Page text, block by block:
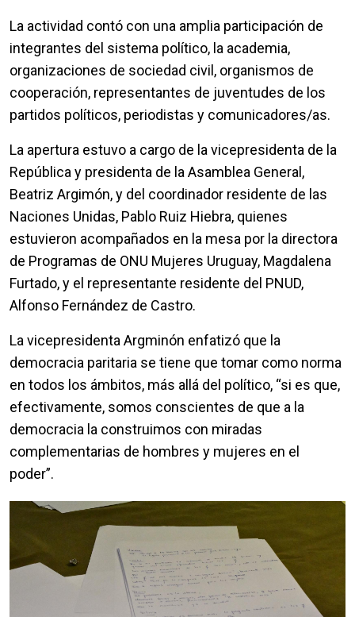
La actividad contó con una amplia participación de
integrantes del sistema político, la academia,
organizaciones de sociedad civil, organismos de
cooperación, representantes de juventudes de los
partidos políticos, periodistas y comunicadores/as.
La apertura estuvo a cargo de la vicepresidenta de la
República y presidenta de la Asamblea General,
Beatriz Argimón, y del coordinador residente de las
Naciones Unidas, Pablo Ruiz Hiebra, quienes
estuvieron acompañados en la mesa por la directora
de Programas de ONU Mujeres Uruguay, Magdalena
Furtado, y el representante residente del PNUD,
Alfonso Fernández de Castro.
La vicepresidenta Argminón enfatizó que la
democracia paritaria se tiene que tomar como norma
en todos los ámbitos, más allá del político, “si es que,
efectivamente, somos conscientes de que a la
democracia la construimos con miradas
complementarias de hombres y mujeres en el
poder”.